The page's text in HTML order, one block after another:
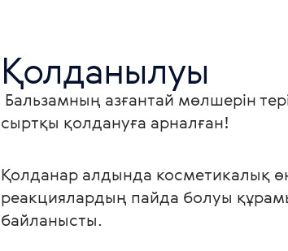
Қолданылуы
сыртқы қолдануға арналған!
Қолданар алдында косметикалық
реакциялардың пайда болуы
байланысты.